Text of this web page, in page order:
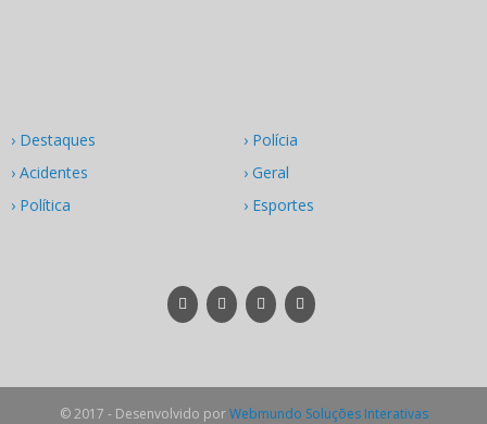
› Destaques
› Acidentes
› Política
› Polícia
› Geral
› Esportes
© 2017 - Desenvolvido porWebmundo Soluções Interativas